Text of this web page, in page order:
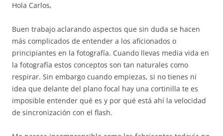
Hola Carlos,
Buen trabajo aclarando aspectos que sin duda se hacen
más complicados de entender a los aficionados o
principiantes en la fotografía. Cuando llevas media vida en
la fotografía estos conceptos son tan naturales como
respirar. Sin embargo cuando empiezas, si no tienes ni
idea que delante del plano focal hay una cortinilla te es
imposible entender qué es y por qué está ahí la velocidad
de sincronización con el flash.